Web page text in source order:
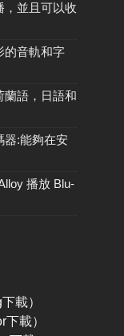
，並且可以收
的音軌和字
蘭語，日語和
器:能夠在安
播放 Blu-
載）
載）